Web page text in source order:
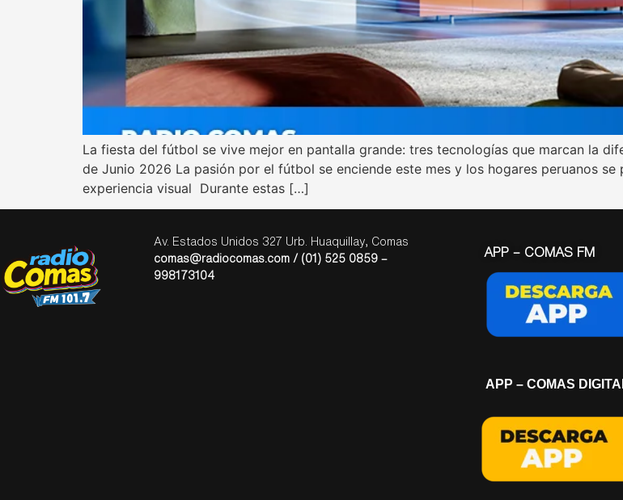
La fiesta del fútbol se vive mejor en pantalla grande: tres tecnologías que marcan la
de Junio 2026 La pasión por el fútbol se enciende este mes y los hogares peruanos
experiencia visual Durante estas […]
Av. Estados Unidos 327 Urb. Huaquillay, Comas
comas@radiocomas.com / (01) 525 0859 –
998173104
APP – COMAS FM
APP – COMAS